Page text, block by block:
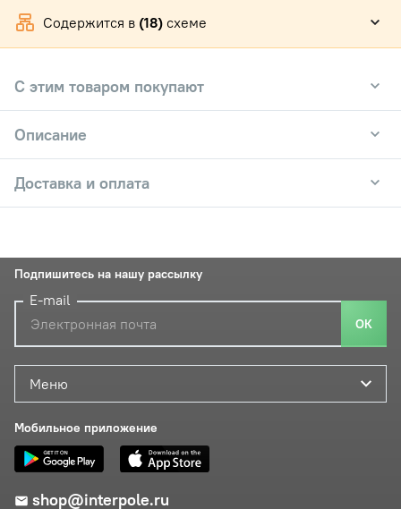
Содержится в (18) схеме
С этим товаром покупают
Описание
Доставка и оплата
Меню
Мобильное приложение
shop@interpole.ru
Подпишитесь на нашу рассылку
E-mail
ОК